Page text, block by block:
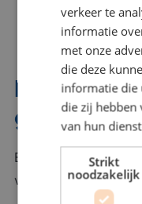
Interesse?
graag
Bel of mail Benno
voor je klaar en helpt
verkeer te
informatie
met onze
die deze
informatie die
die zij
van hun
Strikt
noodzakelijk